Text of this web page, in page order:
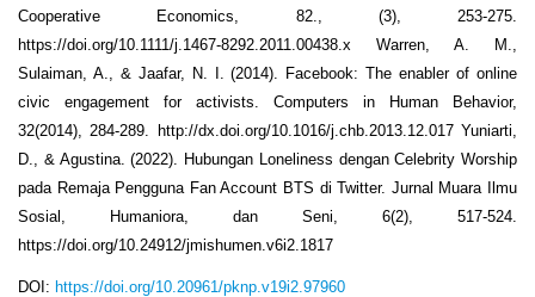
Cooperative Economics, 82., (3), 253-275.
https://doi.org/10.1111/j.1467-8292.2011.00438.x Warren, A. M.,
Sulaiman, A., & Jaafar, N. I. (2014). Facebook: The enabler of online
civic engagement for activists. Computers in Human Behavior,
32(2014), 284-289. http://dx.doi.org/10.1016/j.chb.2013.12.017 Yuniarti,
D., & Agustina. (2022). Hubungan Loneliness dengan Celebrity Worship
pada Remaja Pengguna Fan Account BTS di Twitter. Jurnal Muara Ilmu
Sosial, Humaniora, dan Seni, 6(2), 517-524.
https://doi.org/10.24912/jmishumen.v6i2.1817
DOI: https://doi.org/10.20961/pknp.v19i2.97960